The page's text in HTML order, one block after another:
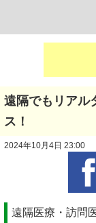
遠隔でもリアル
ス！
2024年10月4日 23:00
遠隔医療・訪問